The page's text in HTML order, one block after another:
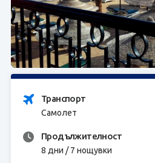
За нас
Транспорт
Самолет
Продължителност
8 дни / 7 нощувки